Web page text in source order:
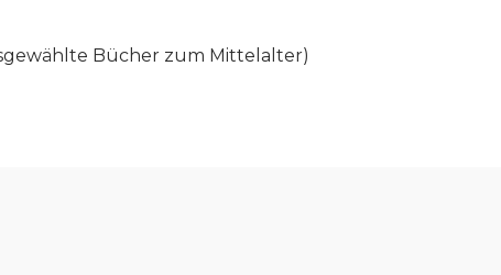
Bücher zum Mittelalter)